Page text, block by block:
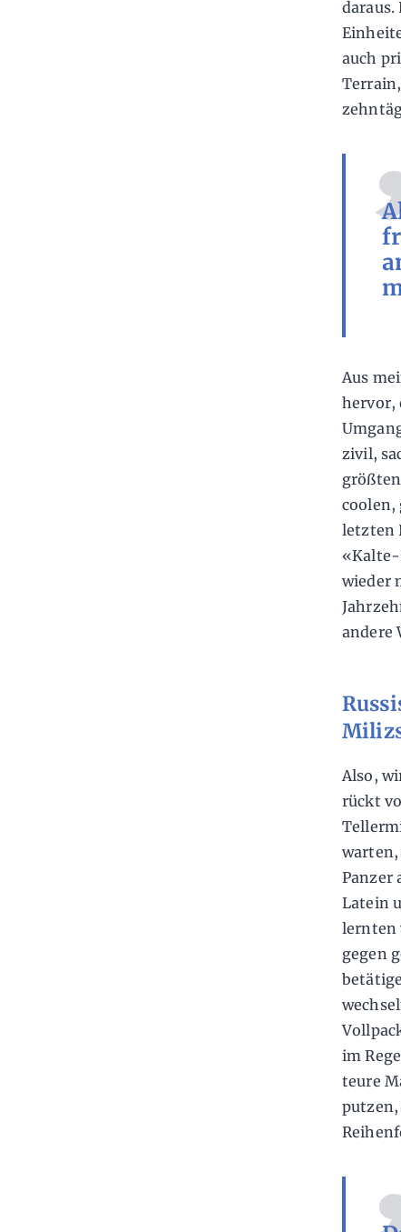
auch
Aus
hervor,
zivil,
coolen,
letzten
«Kalte-
wieder
andere
Also,
rückt
Panzer
Latein
lernten
gegen
im
teure
putzen,